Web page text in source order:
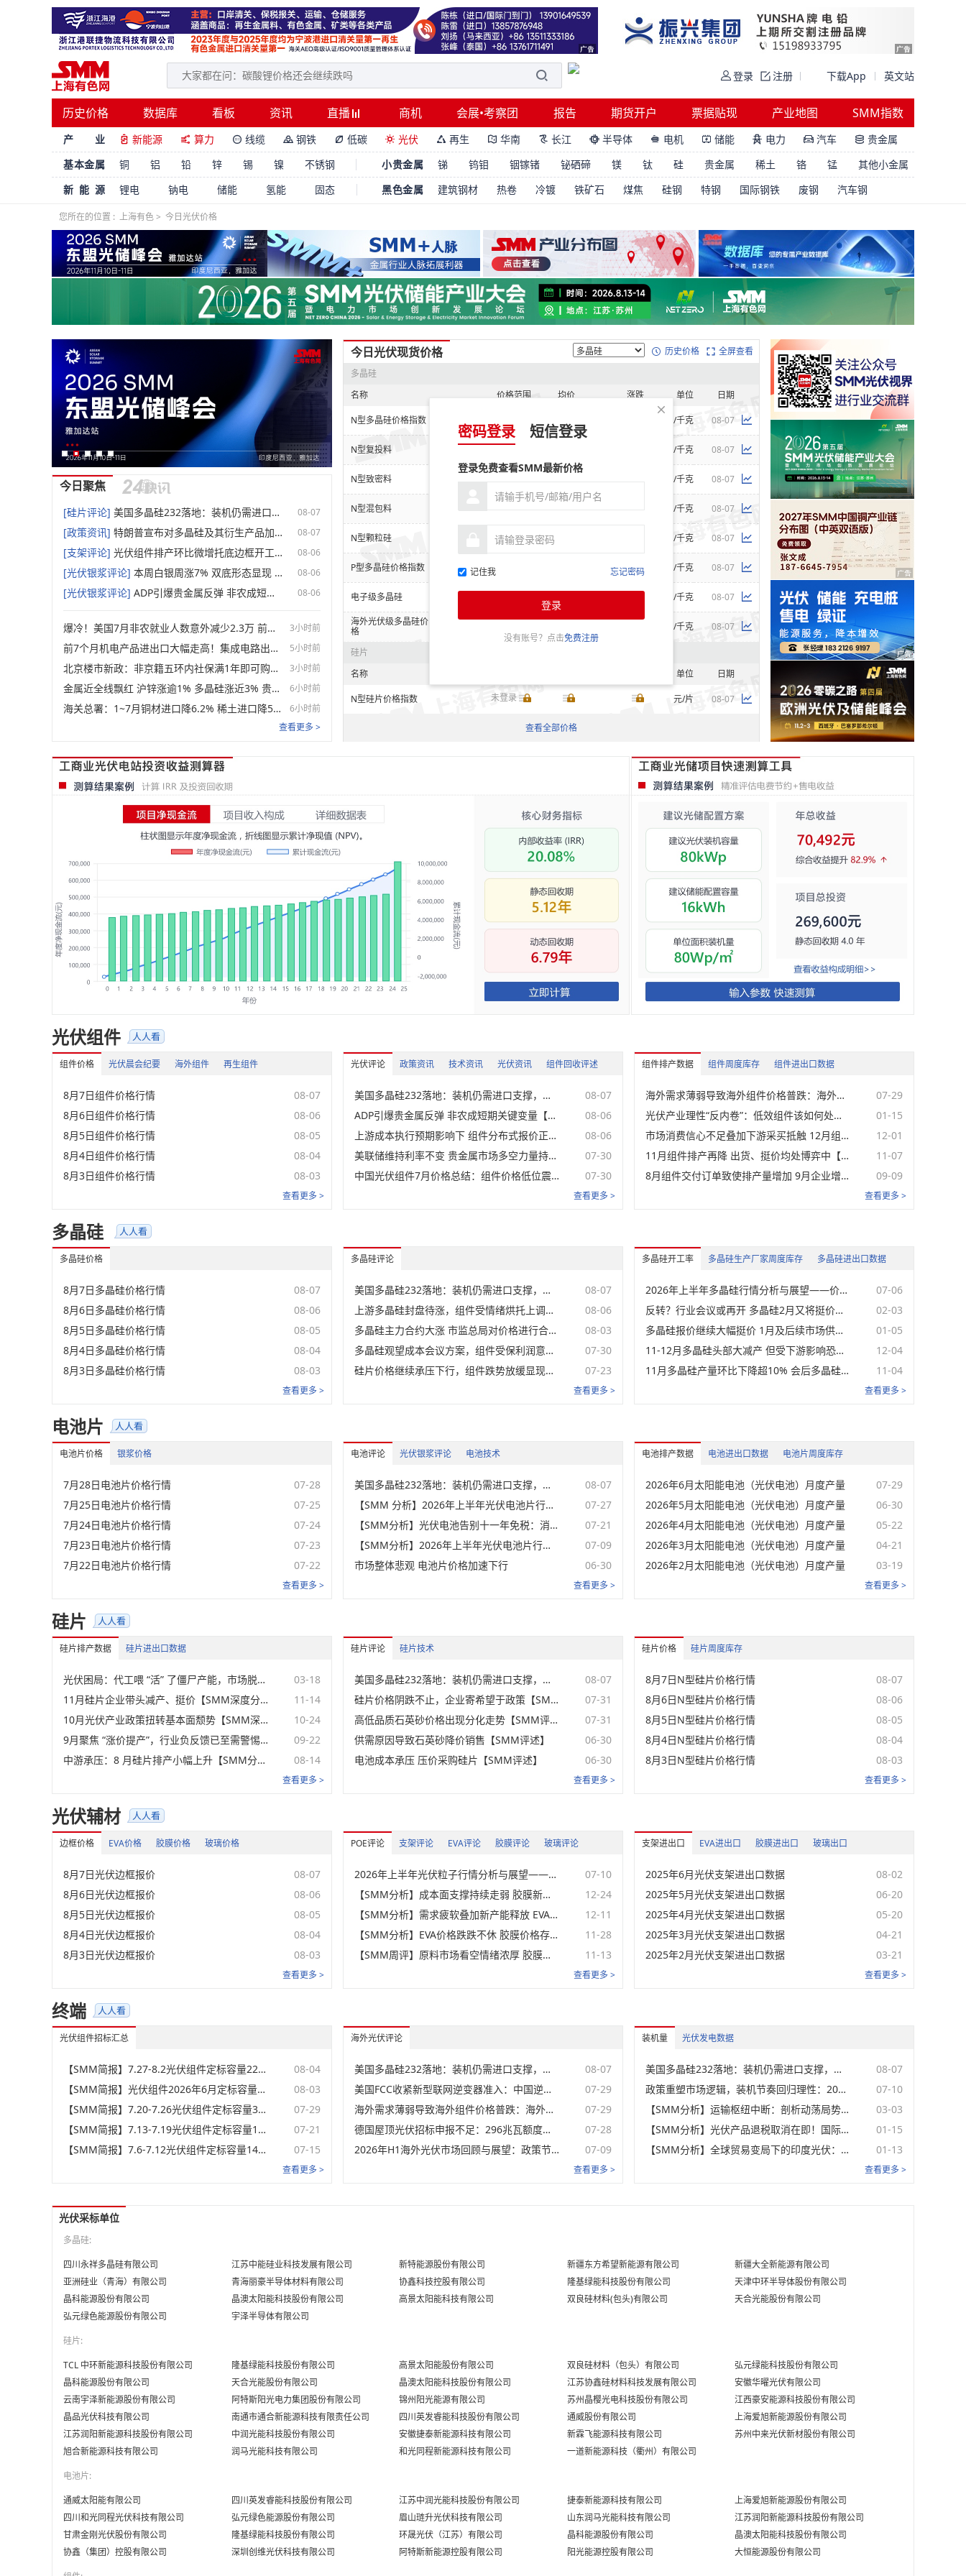
登录 注册 下载App 英文站
历史价格 数据库 看板 资讯 直播 商机 会展•考察团 报告 期货开户 票据贴现 产业地图 SMM指数
产 业  新能源  算力  线缆  钢铁  低碳  光伏  再生  华南  长江  半导体  电机  储能  电力  汽车  贵金属
基本金属
铜 铝 铅 锌 锡 镍 不锈钢 小贵金属 锑 钨钼 铟镓锗 铋硒碲 镁 钛 硅 贵金属 稀土 铬 锰
其他小金属
新能源
锂电 钠电 储能 氢能 固态 黑色金属 建筑钢材 热卷 冷镀 铁矿石 煤焦 硅钢 特钢 国际钢铁 废钢 汽车钢
您所在的位置 : 上海有色> 今日光伏价格
今日聚焦
[硅片评论] 美国多晶硅232落地：装机仍需进口支撑，价格下限或重塑本土光伏供应链【SMM分析】 08-07
[政策资讯] 特朗普宣布对多晶硅及其衍生产品加征关税 08-07
[支架评论] 光伏组件排产环比微增托底边框开工 宏观基本面多空博弈下铝价短期预计偏强震荡【SMM分析】 08-06
[光伏银浆评论] 本周白银周涨7% 双底形态显现 后市多空交织【SMM白银周评】 08-06
[光伏银浆评论] ADP引爆贵金属反弹 非农成短期关键变量【SMM贵金属宏观分析】 08-06
爆冷！美国7月非农就业人数意外减少2.3万 前两月就业下修10.3万人 3小时前
前7个月机电产品进出口大幅走高！集成电路出口近乎翻倍！【SMM专题】 5小时前
北京楼市新政：非京籍五环内社保满1年即可购房 适度提高公积金最高贷款额度 3小时前
金属近全线飘红 沪锌涨逾1% 多晶硅涨近3% 贵金属、双焦涨幅居前【SMM日评】 6小时前
海关总署：1~7月铜材进口降6.2% 稀土进口降5.5%铝材出口增16.7%
6小时前
查看更多 >
密码登录 短信登录
登录免费查看SMM最新价格
记住我 忘记密码
登录
没有账号？点击免费注册
今日光伏现货价格 历史价格
全屏查看
多晶硅
名称
价格范围 均价 涨跌 单位 日期
N型多晶硅价格指数 元/千克 08-07
N型复投料 未登录 元/千克 08-07
N型致密料 元/千克 08-07
N型混包料 元/千克 08-07
N型颗粒硅 未登录 元/千克 08-07
P型多晶硅价格指数 未登录 元/千克 08-07
电子级多晶硅 美元/千克
08-07
海外光伏级多晶硅价
格
美元/千克 08-07
硅片
名称
单位 日期
N型硅片价格指数 未登录 元/片 08-07
元/片 08-07
元/片 08-07
海外硅片
名称
价格范围 均价 单位
日期
美元/片
08-07
N型210R硅片-越南
FOB
美元/片
08-07
N型210R硅棒-土耳其
美元/千克 08-07
价格范围 均价
日期
片-210mm
元/瓦
单晶HJT电池30%银包
铜-G12半片
未登录 元/瓦
08-07
单晶PERC电池
片-182mm-中国港口
FOB
未登录 美元/瓦 08-07
单晶Topcon电池片
M10-中国港口FOB
未登录 美元/瓦
08-07
名称
涨跌 单位
HJT组件-210mm(分布
式)
元/瓦
08-07
Topcon组
件-182mm（分布
式）
未登录 元/瓦
08-07
Topcon组
件-210mm（分布
式）
元/瓦 08-07
集中式组件
N型182mm组件-集中
2278mm*1134mm)
未登录 元/瓦 08-07
N型210mm组件-集中
(组件尺寸
2384mm*1303mm)
未登录 元/瓦 08-07
TOPCon210R光伏组
名称
涨跌 单位
日期
Topcon183组件成本
指数-一体化
未登录 元/瓦
08-07
Topcon183组件成本
指数-半一体化
未登录
Topcon183组件成本
指数-专业化
未登录 元/瓦
08-07
TOPCon183光伏组件
未登录 元/瓦
08-07
件成本指数
HJT210光伏组件成本
指数
中国净出口组件
名称
价格范围 单位
日期
TOPCon组
件-182mm-中国港口
未登录 美元/瓦
08-07
国港口FOB
名称
价格范围 单位
日期
TOPCon组
件-182mm-CIF马来西
亚
未登录 美元/瓦
08-07
TOPCon组
件-210mm-CIF马来西
亚
未登录 美元/瓦 08-07
TOPCon组件-210R-
未登录 美元/瓦
08-07
TOPCon组件-210R-
未登录 美元/瓦
未登录 美元/瓦
印度本土制造 DCR
TOPCon组件
未登录
印度本土制造 非DCR
价格范围 均价 涨跌
式-210R（48版型）：
未登录
TOPCon组件-分布
查看全部价格
光伏组件
组件价格 光伏晨会纪要 海外组件 再生组件
8月7日组件价格行情
08-07
8月6日组件价格行情
08-06
8月5日组件价格行情
08-05
8月4日组件价格行情
08-04
8月3日组件价格行情
08-03
查看更多 >
光伏评论 政策资讯 技术资讯 光伏资讯 组件回收评述
美国多晶硅232落地：装机仍需进口支撑，价格下限或重塑本土光伏供应链【SMM分析】
08-07
ADP引爆贵金属反弹 非农成短期关键变量【SMM贵金属宏观分析】
08-06
上游成本执行预期影响下 组件分布式报价正式上调【SMM分析】
08-06
美联储维持利率不变 贵金属市场多空力量持续博弈【SMM贵金属宏观分析】
07-30
中国光伏组件7月价格总结：组件价格低位震荡 高效领域供需相对健康【SMM分析】
07-30
查看更多 >
组件排产数据 组件周度库存 组件进出口数据
海外需求薄弱导致海外组件价格普跌：海外光伏组件6-7月市场回顾【SMM分析】
07-29
光伏产业理性“反内卷”：低效组件该如何处理？【SMM深度分析】
01-15
市场消费信心不足叠加下游采买抵触 12月组件排产预计大降14.77％【SMM分析】
12-01
11月组件排产再降 出货、挺价均处博弈中【SMM分析】
11-07
8月组件交付订单致使排产量增加 9月企业增减产策略分化【SMM分析】
09-09
查看更多 >
多晶硅
多晶硅价格
8月7日多晶硅价格行情
08-07
8月6日多晶硅价格行情
08-06
8月5日多晶硅价格行情
08-05
8月4日多晶硅价格行情
08-04
8月3日多晶硅价格行情
08-03
查看更多 >
多晶硅评论
美国多晶硅232落地：装机仍需进口支撑，价格下限或重塑本土光伏供应链【SMM分析】
08-07
上游多晶硅封盘待涨，组件受情绪烘托上调报价【SMM周评】
08-06
多晶硅主力合约大涨 市监总局对价格进行合规指导【SMM分析】
08-03
多晶硅观望成本会议方案，组件受保利润意愿支撑价格趋稳【SMM周评】
07-30
硅片价格继续承压下行，组件跌势放缓显现挺价信号【SMM周评】
07-23
查看更多 >
多晶硅开工率 多晶硅生产厂家周度库存 多晶硅进出口数据
2026年上半年多晶硅行情分析与展望——价格突破新低 后续关注成本与政策【SMM分析】
07-06
反转？行业会议或再开 多晶硅2月又将挺价？【SMM分析】
02-03
多晶硅报价继续大幅挺价 1月及后续市场供需关系分析【SMM分析】
01-05
11-12月多晶硅头部大减产 但受下游影响恐仍累库【SMM分析】
12-04
11月多晶硅产量环比下降超10% 会后多晶硅价格将如何？【SMM分析】
11-04
查看更多 >
电池片
电池片价格 银浆价格
7月28日电池片价格行情
07-28
7月25日电池片价格行情
07-25
7月24日电池片价格行情
07-24
7月23日电池片价格行情
07-23
7月22日电池片价格行情
07-22
查看更多 >
电池评论 光伏银浆评论 电池技术
美国多晶硅232落地：装机仍需进口支撑，价格下限或重塑本土光伏供应链【SMM分析】
08-07
【SMM 分析】2026年上半年光伏电池片行情分析与展望——价格加速探底 供需修复仍待验证
07-27
【SMM分析】光伏电池告别十一年免税：消费税回归开启市场化淘汰新阶段
07-21
【SMM分析】2026年上半年光伏电池片行情分析与展望——价格加速探底 供需修复仍待验证
07-09
市场整体悲观 电池片价格加速下行
06-30
查看更多 >
电池排产数据 电池进出口数据 电池片周度库存
2026年6月太阳能电池（光伏电池）月度产量
07-29
2026年5月太阳能电池（光伏电池）月度产量
06-30
2026年4月太阳能电池（光伏电池）月度产量
05-22
2026年3月太阳能电池（光伏电池）月度产量
04-21
2026年2月太阳能电池（光伏电池）月度产量
03-19
查看更多 >
硅片
硅片排产数据 硅片进出口数据
光伏困局：代工喂 “活” 了僵尸产能，市场脱敏后连反弹都没了【SMM深度分析】
03-18
11月硅片企业带头减产、挺价【SMM深度分析】
11-14
10月光伏产业政策扭转基本面颓势【SMM深度分析】
10-24
9月聚焦 “涨价提产”，行业负反馈已至需警惕【SMM深度分析】
09-22
中游承压：8 月硅片排产小幅上升【SMM分析】
08-14
查看更多 >
硅片评论 硅片技术
美国多晶硅232落地：装机仍需进口支撑，价格下限或重塑本土光伏供应链【SMM分析】
08-07
硅片价格阴跌不止，企业寄希望于政策【SMM评述】
07-31
高低品质石英砂价格出现分化走势【SMM评述】
07-31
供需原因导致石英砂降价销售【SMM评述】
06-30
电池成本承压 压价采购硅片【SMM评述】
06-30
查看更多 >
硅片价格 硅片周度库存
8月7日N型硅片价格行情
08-07
8月6日N型硅片价格行情
08-06
8月5日N型硅片价格行情
08-05
8月4日N型硅片价格行情
08-04
8月3日N型硅片价格行情
08-03
查看更多 >
光伏辅材
边框价格 EVA价格 胶膜价格 玻璃价格
8月7日光伏边框报价
08-07
8月6日光伏边框报价
08-06
8月5日光伏边框报价
08-05
8月4日光伏边框报价
08-04
8月3日光伏边框报价
08-03
查看更多 >
POE评论 支架评论 EVA评论 胶膜评论 玻璃评论
2026年上半年光伏粒子行情分析与展望——地缘冲高后价格回归，下半年将面临供需双重博弈【SMM分析】
07-10
【SMM分析】成本面支撑持续走弱 胶膜新单价格预计下行
12-24
【SMM分析】需求疲软叠加新产能释放 EVA供应过剩压力加剧
12-11
【SMM分析】EVA价格跌跌不休 胶膜价格存阴跌预期
11-28
【SMM周评】原料市场看空情绪浓厚 胶膜价格弱势运行
11-13
查看更多 >
支架进出口 EVA进出口 胶膜进出口 玻璃出口
2025年6月光伏支架进出口数据
08-02
2025年5月光伏支架进出口数据
06-20
2025年4月光伏支架进出口数据
05-20
2025年3月光伏支架进出口数据
04-21
2025年2月光伏支架进出口数据
03-21
查看更多 >
终端
光伏组件招标汇总
【SMM简报】7.27-8.2光伏组件定标容量2294.25MW，中标均价0.73元/瓦
08-04
【SMM简报】光伏组件2026年6月定标容量14.24GW，中标均价0.76元/瓦
08-03
【SMM简报】7.20-7.26光伏组件定标容量3567.35MW，中标均价0.75元/瓦
07-29
【SMM简报】7.13-7.19光伏组件定标容量1636.73MW，中标均价0.72元/瓦
07-21
【SMM简报】7.6-7.12光伏组件定标容量1482.42MW，中标均价0.72元/瓦
07-15
查看更多 >
海外光伏评论
美国多晶硅232落地：装机仍需进口支撑，价格下限或重塑本土光伏供应链【SMM分析】
08-07
美国FCC收紧新型联网逆变器准入：中国逆变器出口短期冲击有限，长期警惕规则外溢【SMM分析】
07-29
海外需求薄弱导致海外组件价格普跌：海外光伏组件6-7月市场回顾【SMM分析】
07-29
德国屋顶光伏招标申报不足：296兆瓦额度为何未能足额完成？【SMM分析】
07-28
2026年H1海外光伏市场回顾与展望：政策节点驱动阶段性放量，区域分化加深下全年需求承压【SMM分析】
07-09
查看更多 >
装机量 光伏发电数据
美国多晶硅232落地：装机仍需进口支撑，价格下限或重塑本土光伏供应链【SMM分析】
08-07
政策重塑市场逻辑，装机节奏回归理性：2026年H1中国光伏终端市场回顾
07-10
【SMM分析】运输枢纽中断：剖析动荡局势下的中东光伏市场
03-03
【SMM分析】光伏产品退税取消在即！国际产能能否借势真正缩小与中国供应链的差距？
01-15
【SMM分析】全球贸易变局下的印度光伏：2025年市场运行回顾与2026年供应链展望
01-13
查看更多 >
光伏采标单位
多晶硅:
四川永祥多晶硅有限公司
江苏中能硅业科技发展有限公司 新特能源股份有限公司 新疆东方希望新能源有限公司
新疆大全新能源有限公司
亚洲硅业（青海）有限公司
青海丽豪半导体材料有限公司 协鑫科技控股有限公司 隆基绿能科技股份有限公司
天津中环半导体股份有限公司
晶科能源股份有限公司
晶澳太阳能科技股份有限公司 高景太阳能科技有限公司 双良硅材料(包头)有限公司
天合光能股份有限公司
弘元绿色能源股份有限公司
宇泽半导体有限公司
硅片:
TCL 中环新能源科技股份有限公司
隆基绿能科技股份有限公司 高景太阳能股份有限公司 双良硅材料（包头）有限公司
弘元绿能科技股份有限公司
晶科能源股份有限公司
天合光能股份有限公司 晶澳太阳能科技股份有限公司 江苏协鑫硅材料科技发展有限公司‌
安徽华曜光伏有限公司‌
云南宇泽新能源股份有限公司‌
阿特斯阳光电力集团股份有限公司‌ 锦州阳光能源有限公司‌ 苏州晶樱光电科技股份有限公司
江西豪安能源科技股份有限公司‌
晶品光伏科技有限公司‌
南通市通合新能源科技有限责任公司‌ 四川英发睿能科技股份有限公司‌ 通威股份有限公司‌
上海爱旭新能源股份有限公司‌
江苏润阳新能源科技股份有限公司‌
中润光能科技股份有限公司‌ 安徽捷泰新能源科技有限公司‌ 新霖飞能源科技有限公司‌
苏州中来光伏新材股份有限公司‌
旭合新能源科技有限公司‌
润马光能科技有限公司‌ 和光同程新能源科技有限公司‌
一道新能源科技（衢州）有限公司
电池片:
通威太阳能有限公司
四川英发睿能科技股份有限公司 江苏中润光能科技股份有限公司 捷泰新能源科技有限公司
上海爱旭新能源股份有限公司
四川和光同程光伏科技有限公司
弘元绿色能源股份有限公司 眉山琏升光伏科技有限公司 山东润马光能科技有限公司
江苏润阳新能源科技股份有限公司
甘肃金刚光伏股份有限公司
隆基绿能科技股份有限公司 环晟光伏（江苏）有限公司 晶科能源股份有限公司
晶澳太阳能科技股份有限公司
协鑫（集团）控股有限公司
深圳创维光伏科技有限公司 阿特斯新能源控股有限公司 阳光能源控股有限公司
大恒能源股份有限公司